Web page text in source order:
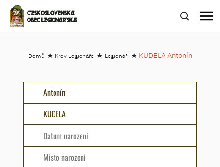
ČESKOSLOVENSKÁ
OBEC LEGIONÁŘSKÁ
menu
Domů ★ Krev Legionáře ★ Legionáři ★ KUDELA Antonín